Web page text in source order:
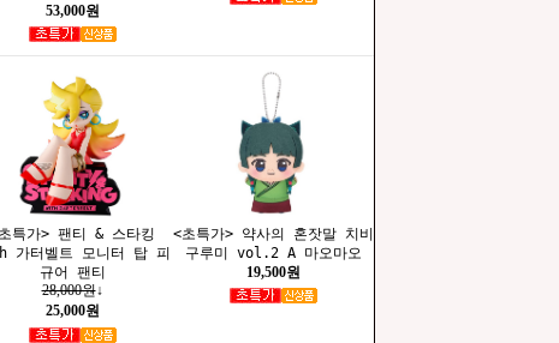
53,000원
특가> 팬티 & 스타킹
가터벨트 모니터 탑 피
규어 팬티
28,000원↓
25,000원
<초특가> 약사의 혼잣말 치비
구루미 vol.2 A 마오마오
19,500원